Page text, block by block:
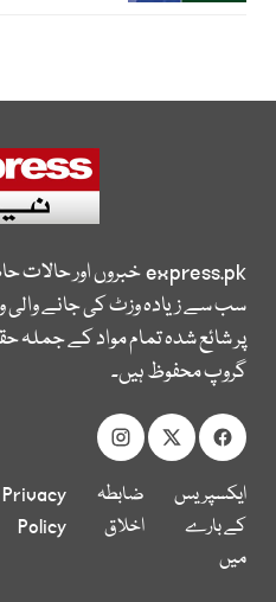
express.pkخبروں اور حالات
سب سے زیادہ وزٹ کی جانے
پر شائع شدہ تمام مواد کے جملہ
گروپ محفوظ ہیں۔
ایکسپریس
کے بارے
میں
ضابطہ
اخلاق
Privacy
Policy